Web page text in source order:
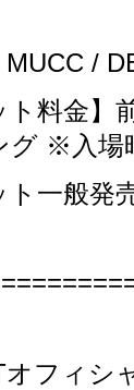
MUCC /
ト料金】
グ ※入場
ト一般発
オフィシ